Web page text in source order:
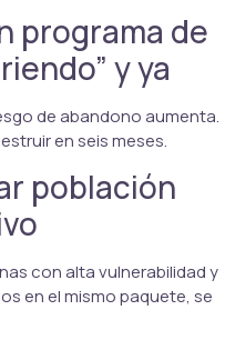
programa de
y ya
de abandono aumenta.
en seis meses.
población
con alta vulnerabilidad y
en el mismo paquete, se